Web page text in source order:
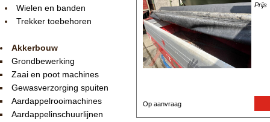
Wielen en banden
Trekker toebehoren
Akkerbouw
Grondbewerking
Zaai en poot machines
Gewasverzorging spuiten
Aardappelrooimachines
Aardappelinschuurlijnen
Prijs
Op aanvraag